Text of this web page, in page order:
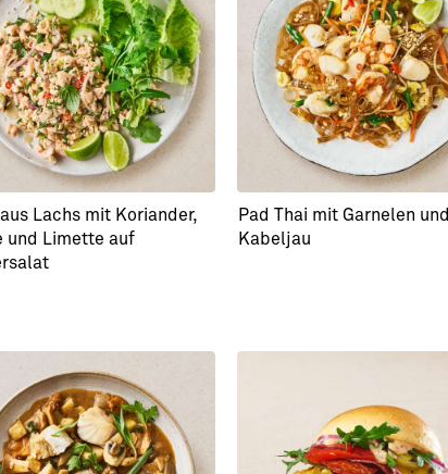
Lachs mit Koriander,
und Limette auf
Pad Thai mit Garnelen und
Kabeljau